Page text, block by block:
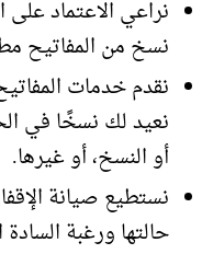
نراعي الاعتماد على
نسخ من المفاتيح
نقدم خدمات
نعيد لك نسخًا في
أو النسخ، أو غيرها.
نستطيع صيانة
حالتها ورغبة السادة